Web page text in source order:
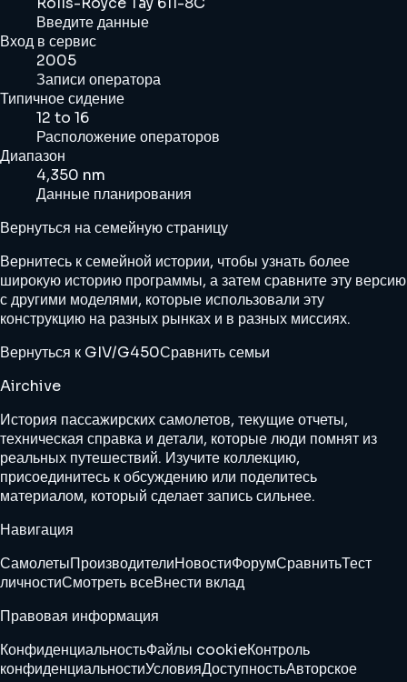
Введите данные
Вход в сервис
2005
Записи оператора
Типичное сидение
12 to 16
Расположение операторов
Диапазон
4,350 nm
Данные планирования
Вернуться на семейную страницу
Вернитесь к семейной истории, чтобы узнать более
широкую историю программы, а затем сравните эту версию
с другими моделями, которые использовали эту
конструкцию на разных рынках и в разных миссиях.
Вернуться к GIV/G450Сравнить семьи
Airchive
История пассажирских самолетов, текущие отчеты,
техническая справка и детали, которые люди помнят из
реальных путешествий. Изучите коллекцию,
присоединитесь к обсуждению или поделитесь
материалом, который сделает запись сильнее.
Навигация
СамолетыПроизводителиНовостиФорумСравнитьТест
личностиСмотреть всеВнести вклад
Правовая информация
КонфиденциальностьФайлы cookieКонтроль
конфиденциальностиУсловияДоступностьАвторское